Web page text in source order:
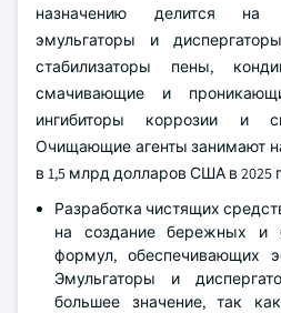
назначению делится на
эмульгаторы и
стабилизаторы пены,
смачивающие и
ингибиторы коррозии и
Очищающие агенты занимают
в 1,5 млрд долларов США в 2025
Разработка чистящих
на создание бережных и
формул, обеспечивающих
Эмульгаторы и
большее значение, так